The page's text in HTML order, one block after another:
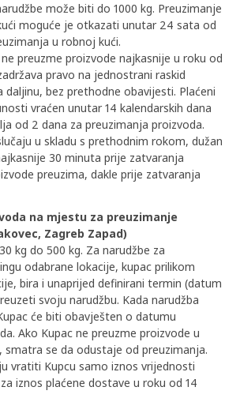
može biti do 1000 kg. Preuzimanje
moguće je otkazati unutar 24 sata od
u robnoj kući.
preuzme proizvode najkasnije u roku od
pravo na jednostrani raskid
bez prethodne obavijesti. Plaćeni
vraćen unutar 14 kalendarskih dana
od 2 dana za preuzimanja proizvoda.
u skladu s prethodnim rokom, dužan
30 minuta prije zatvaranja
preuzima, dakle prije zatvaranja
na mjestu za preuzimanje
Zagreb Zapad)
kg do 500 kg. Za narudžbe za
odabrane lokacije, kupac prilikom
bira i unaprijed definirani termin (datum
svoju narudžbu. Kada narudžba
će biti obavješten o datumu
Ako Kupac ne preuzme proizvode u
se da odustaje od preuzimanja.
vratiti Kupcu samo iznos vrijednosti
iznos plaćene dostave u roku od 14